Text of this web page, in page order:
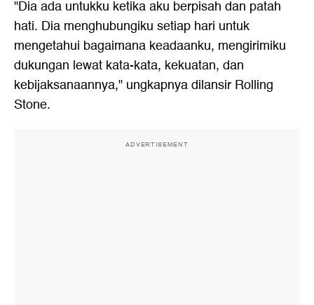
"Dia ada untukku ketika aku berpisah dan patah
hati. Dia menghubungiku setiap hari untuk
mengetahui bagaimana keadaanku, mengirimiku
dukungan lewat kata-kata, kekuatan, dan
kebijaksanaannya," ungkapnya dilansir Rolling
Stone.
ADVERTISEMENT